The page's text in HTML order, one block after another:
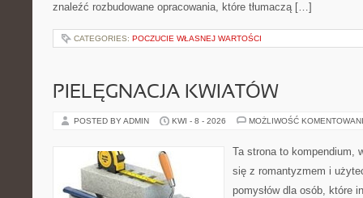
znaleźć rozbudowane opracowania, które tłumaczą […]
CATEGORIES: POCZUCIE WŁASNEJ WARTOŚCI
PIELĘGNACJA KWIATÓW
POSTED BY ADMIN KWI - 8 - 2026 MOŻLIWOŚĆ
Ta strona to kompendium,
się z romantyzmem i
pomysłów dla osób, które